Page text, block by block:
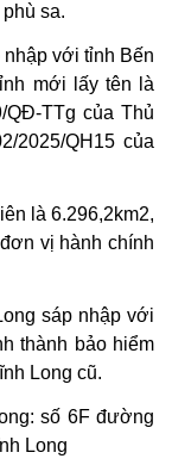
sa.
với tỉnh Bến
mới lấy tên là
QĐ-TTg của Thủ
2025/QH15 của
là 6.296,2km2,
vị hành chính
sáp nhập với
thành bảo hiểm
Long cũ.
: số 6F đường
Long​